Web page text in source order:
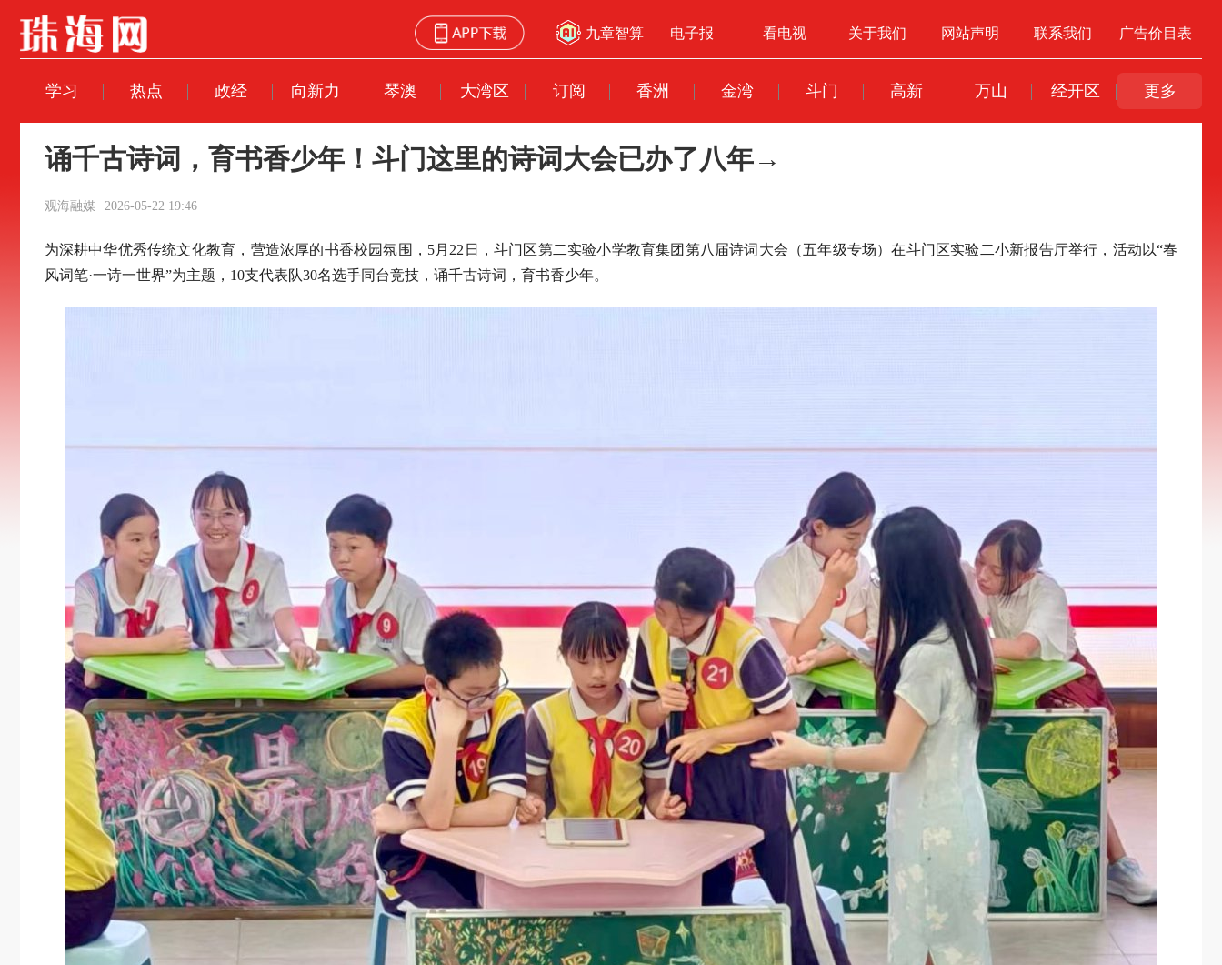
九章智算 电子报 看电视 关于我们 网站声明 联系我们 广告价目表
学习 热点 政经 向新力 琴澳 大湾区 订阅 香洲 金湾 斗门 高新 万山 经开区 更多
诵千古诗词，育书香少年！斗门这里的诗词大会已办了八年→
观海融媒 2026-05-22 19:46
为深耕中华优秀传统文化教育，营造浓厚的书香校园氛围，5月22日，斗门区第二实验小学教育集团第八届诗词大会（五年级专场）在斗门区实验二小新报告厅举行，活动以“春
风词笔·一诗一世界”为主题，10支代表队30名选手同台竞技，诵千古诗词，育书香少年。